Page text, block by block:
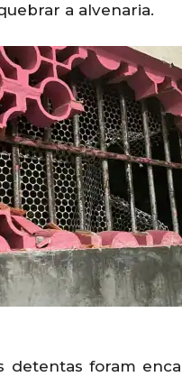
a alvenaria.
detentas foram